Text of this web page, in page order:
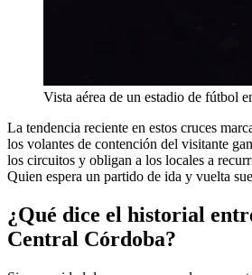
Vista aérea de un estadio de fútbol
La tendencia reciente en estos cruces
los volantes de contención del visitante
los circuitos y obligan a los locales a
Quien espera un partido de ida y vuelta
¿Qué dice el historial
Central Córdoba?